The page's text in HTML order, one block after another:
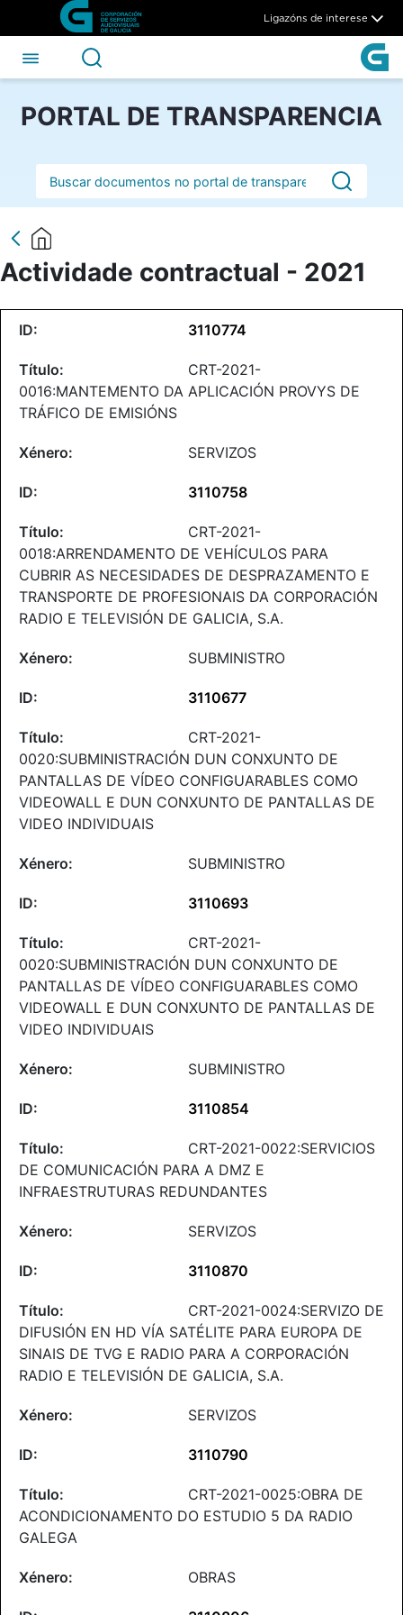
Skip to Main Content
Actividade contractual -
Ligazóns de interese
PORTAL DE TRANSPARENCIA
Barra de busca
Actividade contractual - 2021
3110774
CRT-2021-
0016:MANTEMENTO DA APLICACIÓN PROVYS DE
TRÁFICO DE EMISIÓNS
SERVIZOS
3110758
CRT-2021-
0018:ARRENDAMENTO DE VEHÍCULOS PARA
CUBRIR AS NECESIDADES DE DESPRAZAMENTO E
TRANSPORTE DE PROFESIONAIS DA CORPORACIÓN
RADIO E TELEVISIÓN DE GALICIA, S.A.
SUBMINISTRO
3110677
CRT-2021-
0020:SUBMINISTRACIÓN DUN CONXUNTO DE
PANTALLAS DE VÍDEO CONFIGUARABLES COMO
VIDEOWALL E DUN CONXUNTO DE PANTALLAS DE
VIDEO INDIVIDUAIS
SUBMINISTRO
3110693
CRT-2021-
0020:SUBMINISTRACIÓN DUN CONXUNTO DE
PANTALLAS DE VÍDEO CONFIGUARABLES COMO
VIDEOWALL E DUN CONXUNTO DE PANTALLAS DE
VIDEO INDIVIDUAIS
SUBMINISTRO
3110854
CRT-2021-0022:SERVICIOS
DE COMUNICACIÓN PARA A DMZ E
INFRAESTRUTURAS REDUNDANTES
SERVIZOS
3110870
CRT-2021-0024:SERVIZO DE
DIFUSIÓN EN HD VÍA SATÉLITE PARA EUROPA DE
SINAIS DE TVG E RADIO PARA A CORPORACIÓN
RADIO E TELEVISIÓN DE GALICIA, S.A.
SERVIZOS
3110790
CRT-2021-0025:OBRA DE
ACONDICIONAMENTO DO ESTUDIO 5 DA RADIO
GALEGA
OBRAS